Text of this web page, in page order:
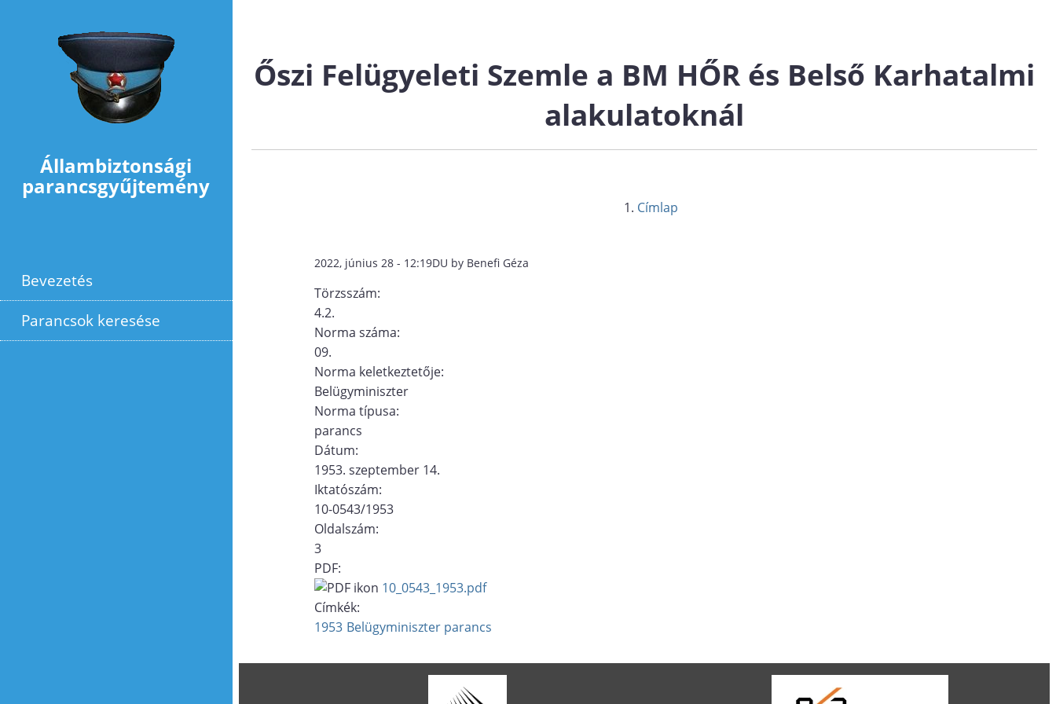
Állambiztonsági
parancsgyűjtemény
Bevezetés
Parancsok keresése
Őszi Felügyeleti Szemle a BM HŐR és Belső Karhatalmi
alakulatoknál
Címlap
2022, június 28 - 12:19DU by Benefi Géza
Törzsszám:
4.2.
Norma száma:
09.
Norma keletkeztetője:
Belügyminiszter
Norma típusa:
parancs
Dátum:
1953. szeptember 14.
Iktatószám:
10-0543/1953
Oldalszám:
3
PDF:
10_0543_1953.pdf
Címkék:
1953 Belügyminiszter parancs